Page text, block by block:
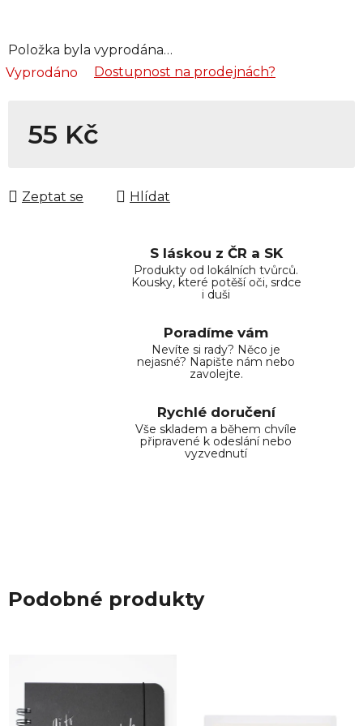
Položka byla vyprodána…
Vyprodáno
Dostupnost na prodejnách?
55 Kč
Zeptat se Hlídat
S láskou z ČR a SK
Produkty od lokálních tvůrců.
Kousky, které potěší oči, srdce
i duši
Poradíme vám
Nevíte si rady? Něco je
nejasné? Napište nám nebo
zavolejte.
Rychlé doručení
Vše skladem a během chvíle
připravené k odeslání nebo
vyzvednutí
Podobné produkty